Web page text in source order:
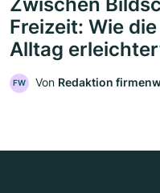
Freizeit: Wie
Alltag
FW Von Redaktion